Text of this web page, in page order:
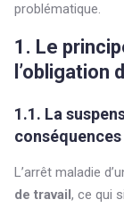
problématique.
1. Le
l’obligation
1.1. La
conséquences
L’arrêt maladie
de travail, ce qui